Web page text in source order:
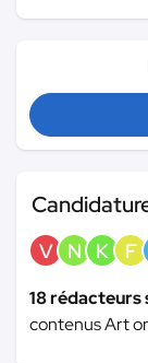
V N K F
18 rédacteurs
contenus Art